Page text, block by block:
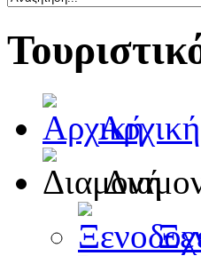
Αρχική